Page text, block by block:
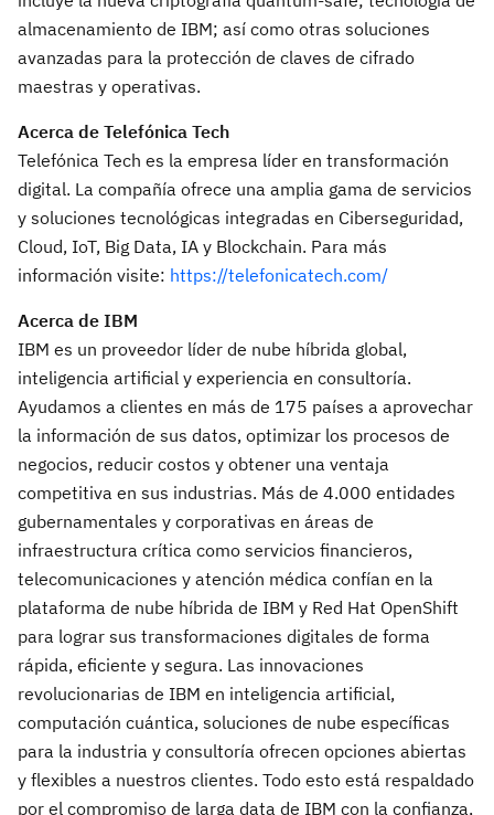
almacenamiento de IBM; así como otras soluciones
avanzadas para la protección de claves de cifrado
maestras y operativas.
Acerca de Telefónica Tech
Telefónica Tech es la empresa líder en transformación
digital. La compañía ofrece una amplia gama de servicios
y soluciones tecnológicas integradas en Ciberseguridad,
Cloud, IoT, Big Data, IA y Blockchain. Para más
información visite: https://telefonicatech.com/
Acerca de IBM
IBM es un proveedor líder de nube híbrida global,
inteligencia artificial y experiencia en consultoría.
Ayudamos a clientes en más de 175 países a aprovechar
la información de sus datos, optimizar los procesos de
negocios, reducir costos y obtener una ventaja
competitiva en sus industrias. Más de 4.000 entidades
gubernamentales y corporativas en áreas de
infraestructura crítica como servicios financieros,
telecomunicaciones y atención médica confían en la
plataforma de nube híbrida de IBM y Red Hat OpenShift
para lograr sus transformaciones digitales de forma
rápida, eficiente y segura. Las innovaciones
revolucionarias de IBM en inteligencia artificial,
computación cuántica, soluciones de nube específicas
para la industria y consultoría ofrecen opciones abiertas
y flexibles a nuestros clientes. Todo esto está respaldado
por el compromiso de larga data de IBM con la confianza,